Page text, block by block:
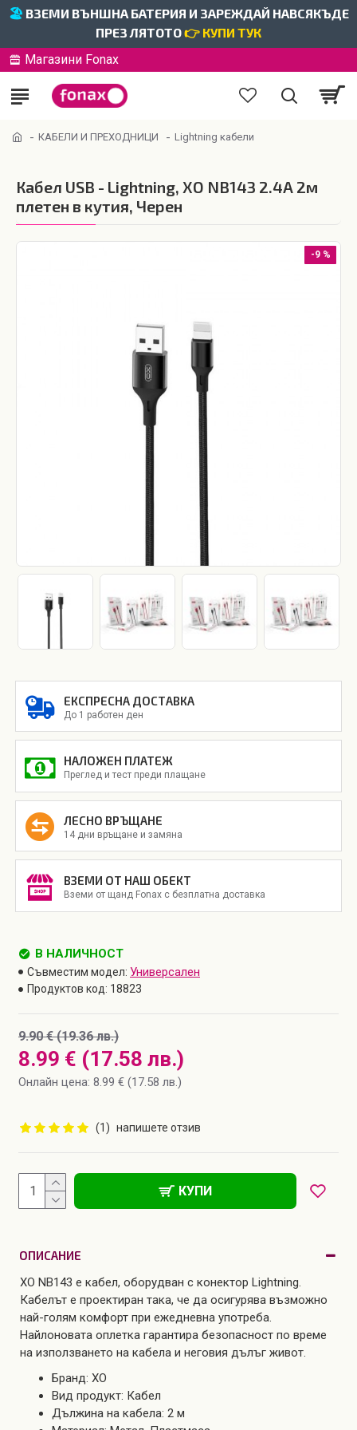
🏖️ ВЗЕМИ ВЪНШНА БАТЕРИЯ И ЗАРЕЖДАЙ НАВСЯКЪДЕ
ПРЕЗ ЛЯТОТО👉 КУПИ ТУК
Магазини Fonax
КАБЕЛИ И ПРЕХОДНИЦИ Lightning кабели
Кабел USB - Lightning, XO NB143 2.4A 2м
плетен в кутия, Черен
-9 %
ЕКСПРЕСНА ДОСТАВКА
До 1 работен ден
НАЛОЖЕН ПЛАТЕЖ
Преглед и тест преди плащане
ЛЕСНО ВРЪЩАНЕ
14 дни връщане и замяна
ВЗЕМИ ОТ НАШ ОБЕКТ
Вземи от щанд Fonax с безплатна доставка
(1) напишете отзив
8.99 € (17.58 лв.)
9.90 € (19.36 лв.)
Онлайн цена: 8.99 € (17.58 лв.)
В НАЛИЧНОСТ
Съвместим модел: Универсален
Продуктов код: 18823
КУПИ
ОПИСАНИЕ
XO NB143 е кабел, оборудван с конектор Lightning.
Кабелът е проектиран така, че да осигурява възможно
най-голям комфорт при ежедневна употреба.
Найлоновата оплетка гарантира безопасност по време
на използването на кабела и неговия дълъг живот.
Бранд: XO
Вид продукт: Кабел
Дължина на кабела: 2 м